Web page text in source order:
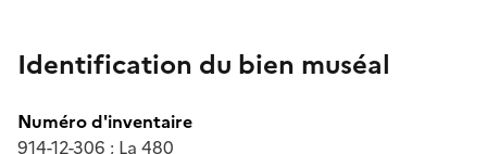
Identification du bien muséal
Numéro d'inventaire
914-12-306 ; La 480